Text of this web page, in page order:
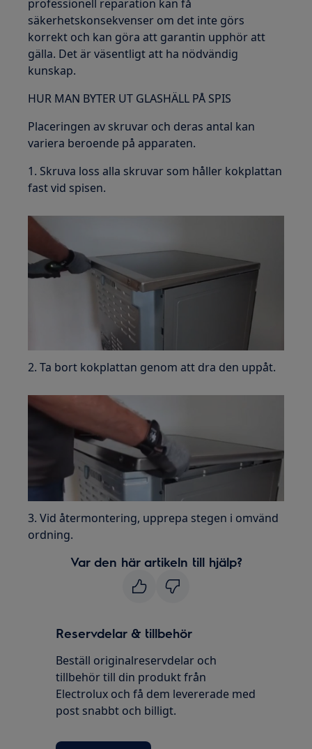
professionell reparation kan få
säkerhetskonsekvenser om det inte görs
korrekt och kan göra att garantin upphör att
gälla. Det är väsentligt att ha nödvändig
kunskap.
HUR MAN BYTER UT GLASHÄLL PÅ SPIS
Placeringen av skruvar och deras antal kan
variera beroende på apparaten.
1. Skruva loss alla skruvar som håller kokplattan
fast vid spisen.
2. Ta bort kokplattan genom att dra den uppåt.
3. Vid återmontering, upprepa stegen i omvänd
ordning.
Var den här artikeln till hjälp?
Reservdelar & tillbehör
Beställ originalreservdelar och
tillbehör till din produkt från
Electrolux och få dem levererade med
post snabbt och billigt.